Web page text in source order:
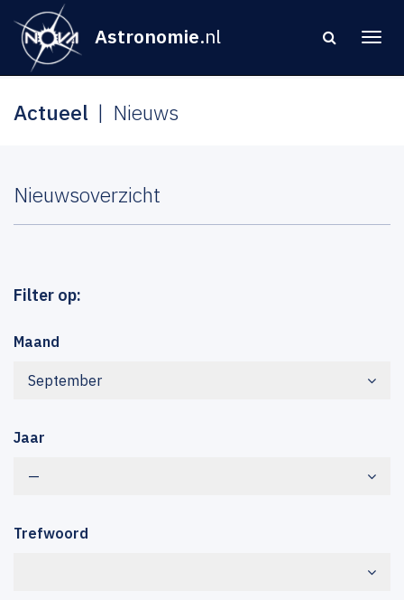
Astronomie.nl
Actueel Nieuws
Nieuwsoverzicht
Filter op:
Maand
September
Jaar
—
Trefwoord